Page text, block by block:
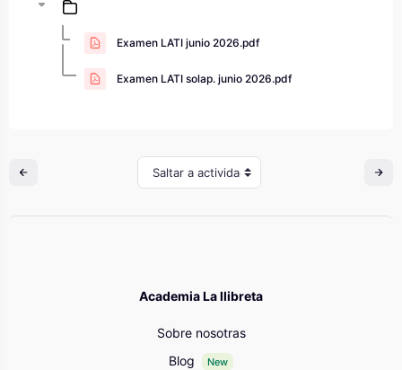
Examen LATI junio 2026.pdf
Examen LATI solap. junio 2026.pdf
Saltar a actividad
Academia La llibreta
Sobre nosotras
Blog
New